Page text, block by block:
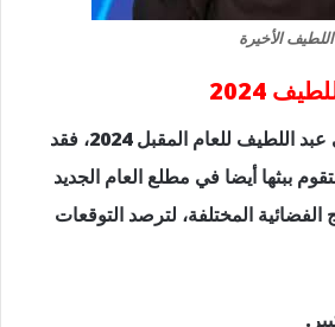
الأخيرة
2024
أما توقعات العرافة ليلى عبد اللطيف للعام المقبل 2024، فقد
ببثها أيضا في مطلع العام الجديد
الفضائية المختلفة، لترصد التوقعات